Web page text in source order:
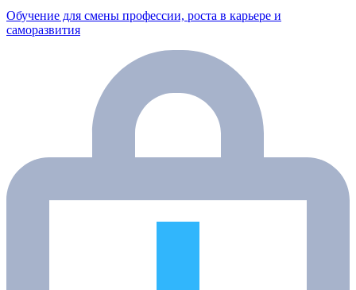
Обучение для смены профессии, роста в карьере и
саморазвития